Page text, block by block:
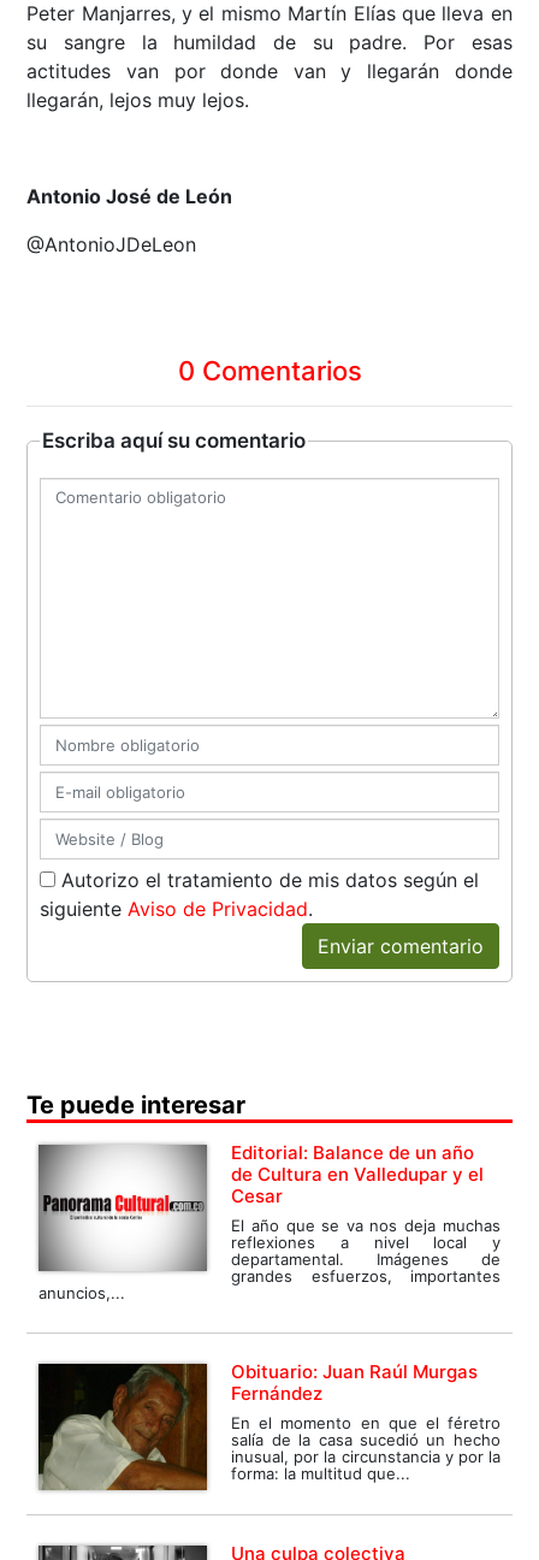
Peter Manjarres, y el mismo Martín Elías que lleva en
su sangre la humildad de su padre. Por esas
actitudes van por donde van y llegarán donde
llegarán, lejos muy lejos.
Antonio José de León
@AntonioJDeLeon
0 Comentarios
Escriba aquí su comentario
Autorizo el tratamiento de mis datos según el
siguienteAviso de Privacidad.
Enviar comentario
Te puede interesar
Editorial: Balance de un año
de Cultura en Valledupar y el
Cesar
El año que se va nos deja muchas
reflexiones a nivel local y
departamental. Imágenes de
grandes esfuerzos, importantes
anuncios,...
Obituario: Juan Raúl Murgas
Fernández
En el momento en que el féretro
salía de la casa sucedió un hecho
inusual, por la circunstancia y por la
forma: la multitud que...
Una culpa colectiva